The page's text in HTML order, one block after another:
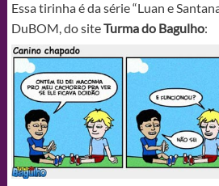
Essa tirinha é da série “Luan e
DuBOM, do siteTurma do Bagulho: